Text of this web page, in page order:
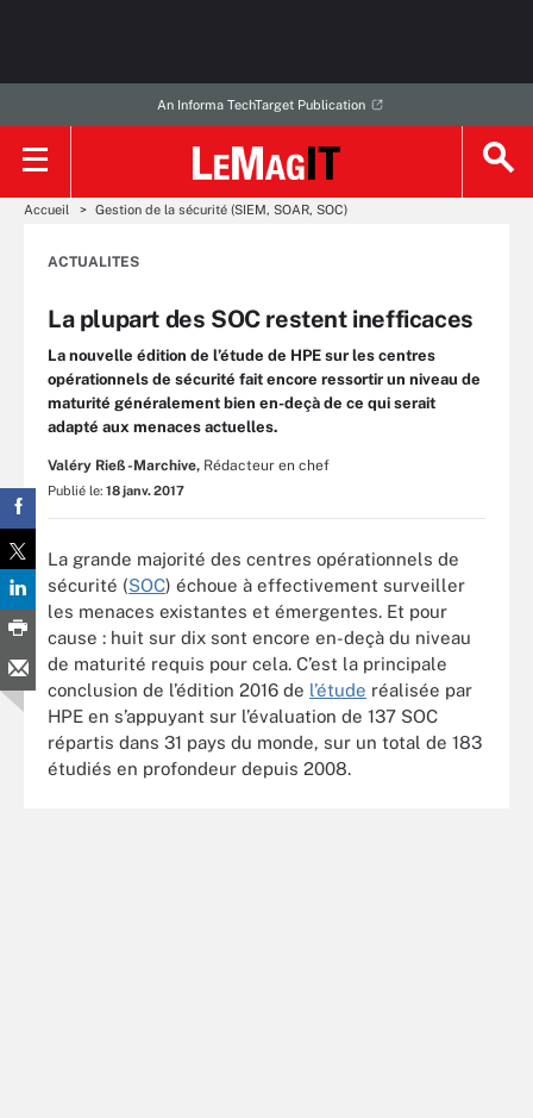
An Informa TechTarget Publication
Accueil Gestion de la sécurité (SIEM, SOAR, SOC)
ACTUALITES
La plupart des SOC restent inefficaces
La nouvelle édition de l’étude de HPE sur les centres
opérationnels de sécurité fait encore ressortir un niveau de
maturité généralement bien en-deçà de ce qui serait
adapté aux menaces actuelles.
Valéry Rieß-Marchive, Rédacteur en chef
Publié le: 18 janv. 2017
La grande majorité des centres opérationnels de
sécurité (SOC) échoue à effectivement surveiller
les menaces existantes et émergentes. Et pour
cause : huit sur dix sont encore en-deçà du niveau
de maturité requis pour cela. C’est la principale
conclusion de l’édition 2016 de l’étude réalisée par
HPE en s’appuyant sur l’évaluation de 137 SOC
répartis dans 31 pays du monde, sur un total de 183
étudiés en profondeur depuis 2008.